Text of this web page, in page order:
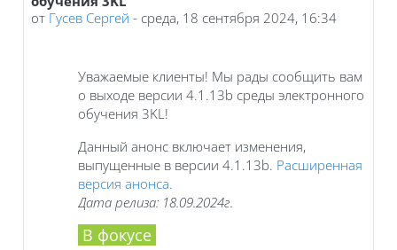
от Гусев Сергей - среда, 18 сентября 2024, 16:34
Уважаемые клиенты! Мы рады сообщить вам
о выходе версии 4.1.13b среды электронного
обучения 3KL!
Данный анонс включает изменения,
выпущенные в версии 4.1.13b. Расширенная
версия анонса.
Дата релиза: 18.09.2024г.
В фокусе